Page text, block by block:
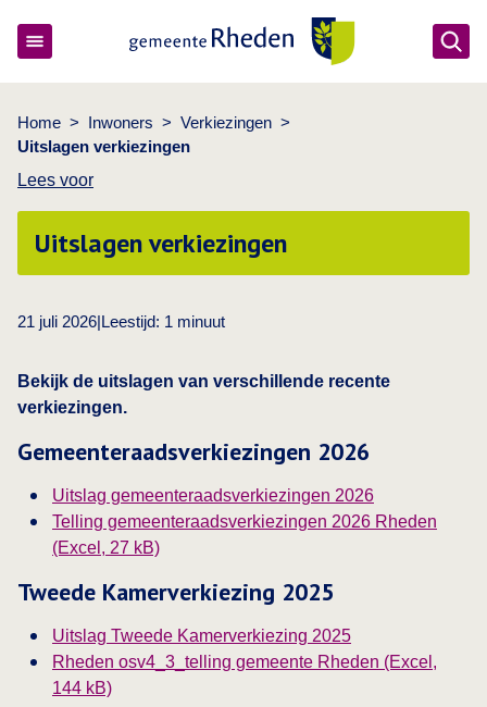
Home > Inwoners > Verkiezingen >
Uitslagen verkiezingen
Lees voor
Uitslagen verkiezingen
21 juli 2026|Leestijd: 1 minuut
Bekijk de uitslagen van verschillende recente
verkiezingen.
Gemeenteraadsverkiezingen 2026
Uitslag gemeenteraadsverkiezingen 2026
Telling gemeenteraadsverkiezingen 2026 Rheden
(Excel, 27 kB)
Tweede Kamerverkiezing 2025
Uitslag Tweede Kamerverkiezing 2025
Rheden osv4_3_telling gemeente Rheden (Excel,
144 kB)